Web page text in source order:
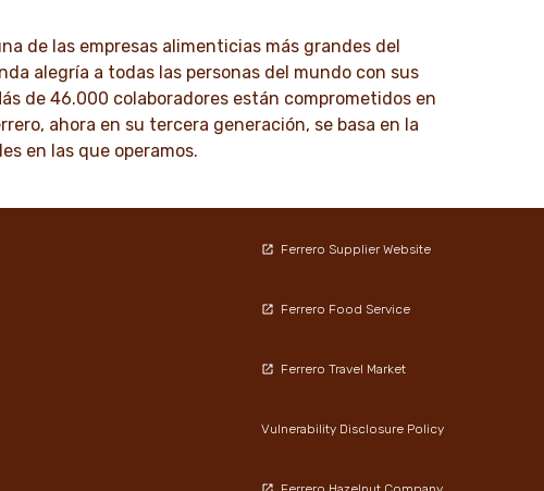
para descargar.
DESCUBRE MÁS
de las empresas alimenticias más grandes del
alegría a todas las personas del mundo con sus
de 46.000 colaboradores están comprometidos en
ahora en su tercera generación, se basa en la
en las que operamos.
Ferrero Supplier Website
Ferrero Food Service
Ferrero Travel Market
Vulnerability Disclosure Policy